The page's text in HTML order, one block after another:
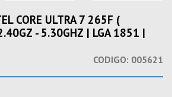
CORE ULTRA 7 265F (
- 5.30GHZ | LGA 1851 |
CODIGO: 005621